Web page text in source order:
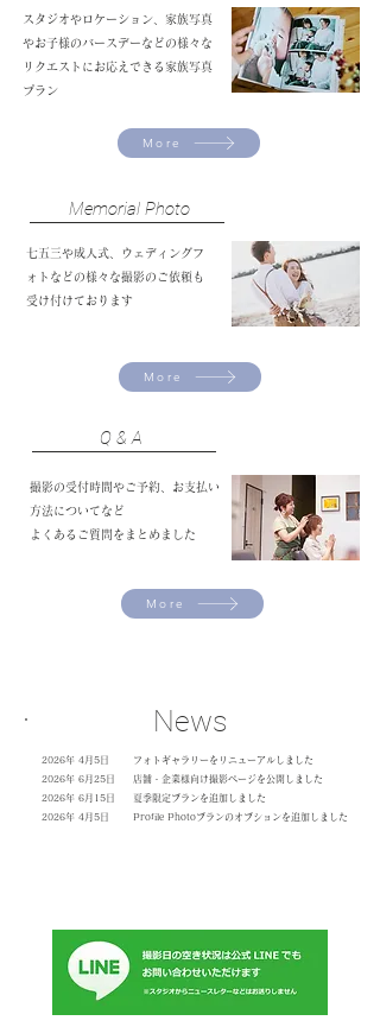
スタジオやロケーション、家族写真
やお子様のバースデーなどの様々な
リクエストにお応えできる家族写真
プラン
More
​Memorial Photo
七五三や成人式、ウェディングフ
ォトなどの様々な撮影のご依頼も
受け付けております
More
Q & A
​​撮影の受付時間やご予約、お支払い
方法についてなど
よくあるご質問をまとめました
More
2026年 4月5日 フォトギャラリーをリニューアルしました
2026年 6月25日 店舗・企業様向け撮影ページを公開しました
2026年 6月15日 夏季限定プランを追加しました
2026年 4月5日 Profile Photoプランのオプションを追加しました
News